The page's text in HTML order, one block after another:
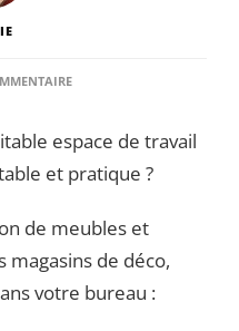
SUR
:
AMÉNAGER
SON
espace de travail
et pratique ?
de meubles et
magasins de déco,
votre bureau :